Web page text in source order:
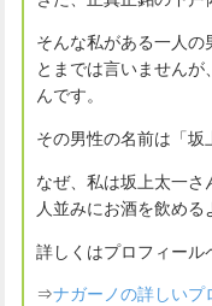
そんな私がある一人の
とまでは言いませんが
んです。
その男性の名前は「坂
なぜ、私は坂上太一さ
人並みにお酒を飲める
詳しくはプロフィール
⇒ナガーノの詳しいプ